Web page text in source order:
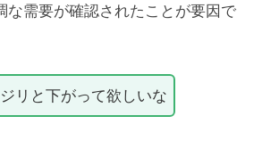
な需要が確認されたことが要因で
リと下がって欲しいな